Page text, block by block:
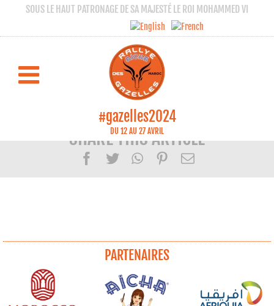
SOUS LE HAUT PATRONAGE DE SA MAJESTÉ LE ROI MOHAMMED VI
#gazelles2024
DU 12 AU 27 AVRIL
audio
SHARE THIS ARTICLE
Facebook
TwitterWhatsApp
Pinterest
Email
PARTENAIRES